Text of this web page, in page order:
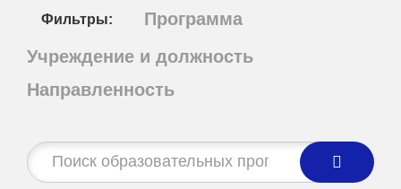
Фильтры:
Программа
Учреждение и должность
Направленность
Строка
поиска: